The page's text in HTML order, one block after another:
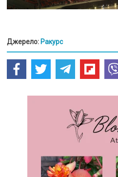
Джерело: Ракурс